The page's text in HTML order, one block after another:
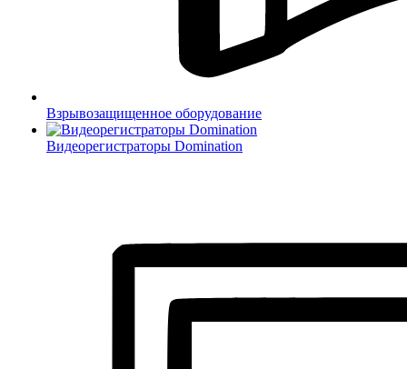
Взрывозащищенное оборудование
Видеорегистраторы Domination